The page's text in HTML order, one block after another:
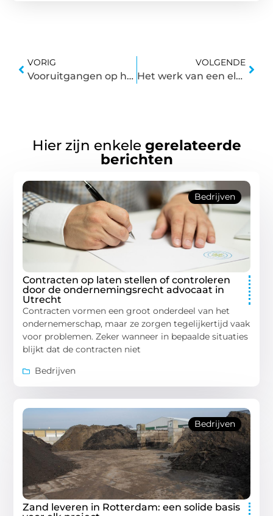
VORIG
Vooruitgangen op het gebied van energiebeheer
VOLGENDE
Het werk van een elektricien in Hengelo
Hier zijn enkele gerelateerde
berichten
Bedrijven
Contracten op laten stellen of controleren
door de ondernemingsrecht advocaat in
Utrecht
Contracten vormen een groot onderdeel van het
ondernemerschap, maar ze zorgen tegelijkertijd vaak
voor problemen. Zeker wanneer in bepaalde situaties
blijkt dat de contracten niet
Bedrijven
Bedrijven
Zand leveren in Rotterdam: een solide basis